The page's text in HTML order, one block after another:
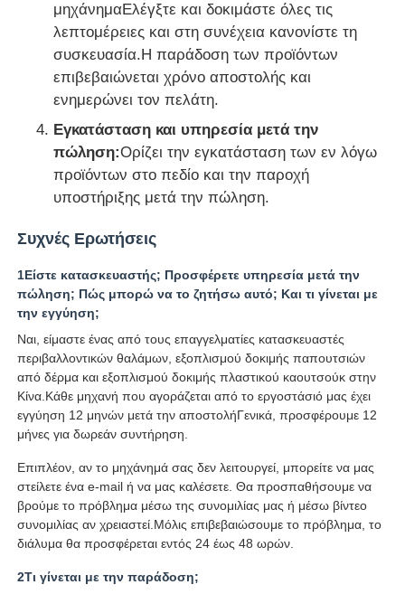
μηχάνημαΕλέγξτε και δοκιμάστε όλες τις
λεπτομέρειες και στη συνέχεια κανονίστε τη
συσκευασία.Η παράδοση των προϊόντων
επιβεβαιώνεται χρόνο αποστολής και
ενημερώνει τον πελάτη.
Εγκατάσταση και υπηρεσία μετά την
πώληση:Ορίζει την εγκατάσταση των εν λόγω
προϊόντων στο πεδίο και την παροχή
υποστήριξης μετά την πώληση.
Συχνές Ερωτήσεις
1Είστε κατασκευαστής; Προσφέρετε υπηρεσία μετά την
πώληση; Πώς μπορώ να το ζητήσω αυτό; Και τι γίνεται με
την εγγύηση;
Ναι, είμαστε ένας από τους επαγγελματίες κατασκευαστές
περιβαλλοντικών θαλάμων, εξοπλισμού δοκιμής παπουτσιών
από δέρμα και εξοπλισμού δοκιμής πλαστικού καουτσούκ στην
Κίνα.Κάθε μηχανή που αγοράζεται από το εργοστάσιό μας έχει
εγγύηση 12 μηνών μετά την αποστολήΓενικά, προσφέρουμε 12
μήνες για δωρεάν συντήρηση.
Επιπλέον, αν το μηχάνημά σας δεν λειτουργεί, μπορείτε να μας
στείλετε ένα e-mail ή να μας καλέσετε. Θα προσπαθήσουμε να
βρούμε το πρόβλημα μέσω της συνομιλίας μας ή μέσω βίντεο
συνομιλίας αν χρειαστεί.Μόλις επιβεβαιώσουμε το πρόβλημα, το
διάλυμα θα προσφέρεται εντός 24 έως 48 ωρών.
2Τι γίνεται με την παράδοση;